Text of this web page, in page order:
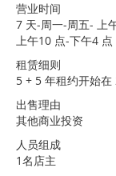
营业时间
7 天-周一-周五- 上
上午10 点-下午4 点
租赁细则
5 + 5 年租约开始在
出售理由
其他商业投资
人员组成
1名店主